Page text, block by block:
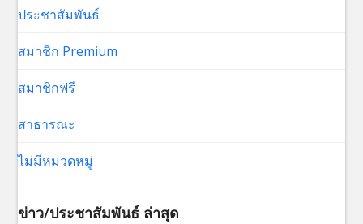
ประชาสัมพันธ์
สมาชิก Premium
สมาชิกฟรี
สาธารณะ
ไม่มีหมวดหมู่
ข่าว/ประชาสัมพันธ์ ล่าสุด